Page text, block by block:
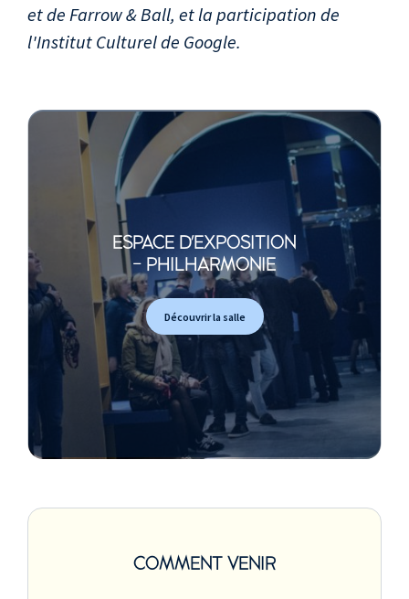
et de Farrow & Ball, et la participation de
l'Institut Culturel de Google.
ESPACE D'EXPOSITION
- PHILHARMONIE
Découvrir la salle
COMMENT VENIR